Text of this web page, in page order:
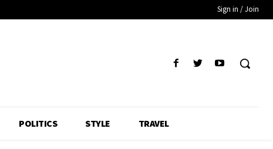
Sign in / Join
POLITICS STYLE TRAVEL